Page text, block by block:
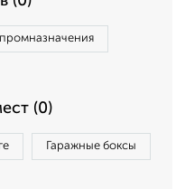
(0)
Гаражные боксы